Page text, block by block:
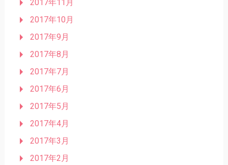
2017年11月
2017年10月
2017年9月
2017年8月
2017年7月
2017年6月
2017年5月
2017年4月
2017年3月
2017年2月